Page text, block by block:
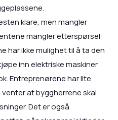
klare, men mangler
mangler etterspørsel
har ikke mulighet til å ta den
inn elektriske maskiner
Entreprenørene har lite
at byggherrene skal
Det er også